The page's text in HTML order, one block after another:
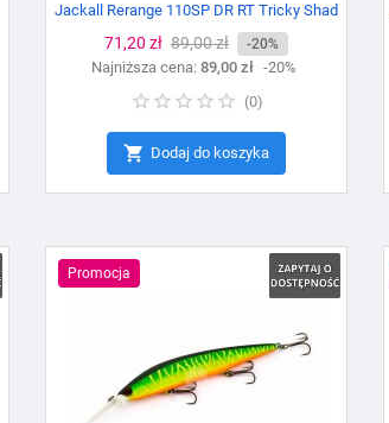
Jackall Rerange 110SP DR RT Tricky Shad
Cena
71,20 zł Cena
podstawowa
89,00 zł -20%
Najniższa cena: 89,00 zł -20%
(0)
 Dodaj do koszyka
Promocja